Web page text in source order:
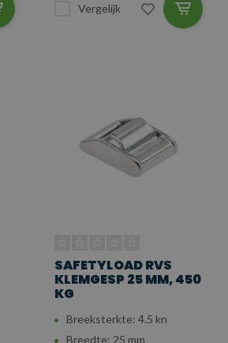
Vergelijk
SAFETYLOAD RVS
KLEMGESP 25 MM, 450
KG
Breeksterkte: 4.5 kn
Breedte: 25 mm